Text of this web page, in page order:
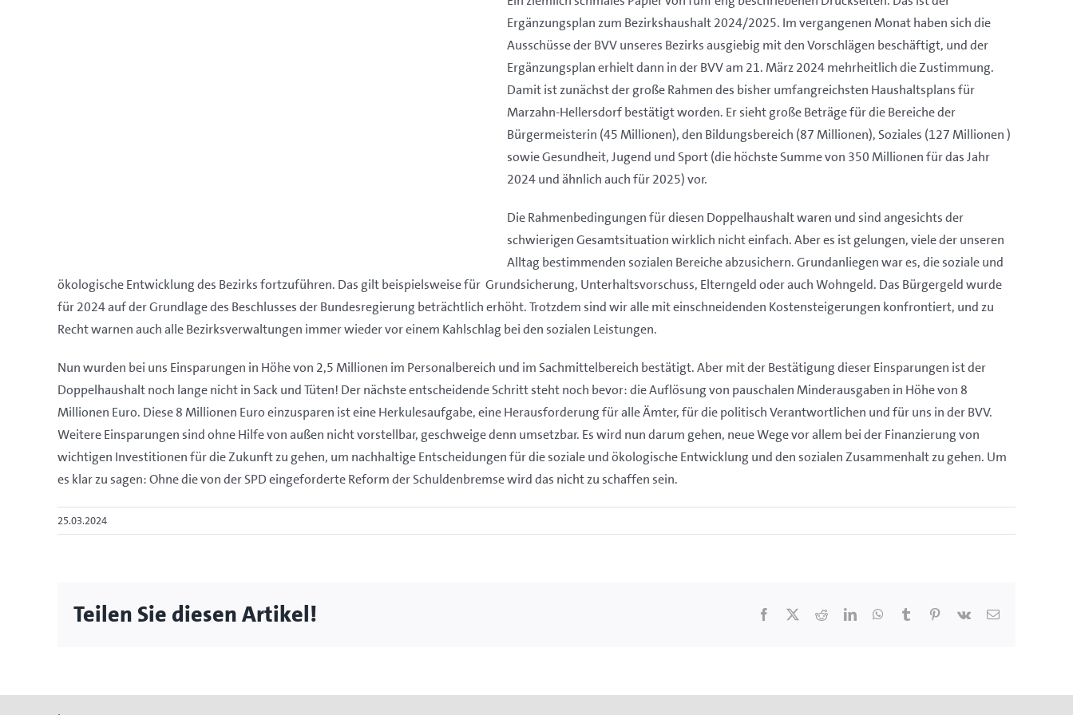
Ergänzungsplan zum Bezirkshaushalt 2024/2025. Im vergangenen Monat haben sich die
Ausschüsse der BVV unseres Bezirks ausgiebig mit den Vorschlägen beschäftigt, und der
Ergänzungsplan erhielt dann in der BVV am 21. März 2024 mehrheitlich die Zustimmung.
Damit ist zunächst der große Rahmen des bisher umfangreichsten Haushaltsplans für
Marzahn-Hellersdorf bestätigt worden. Er sieht große Beträge für die Bereiche der
Bürgermeisterin (45 Millionen), den Bildungsbereich (87 Millionen), Soziales (127 Millionen )
sowie Gesundheit, Jugend und Sport (die höchste Summe von 350 Millionen für das Jahr
2024 und ähnlich auch für 2025) vor.
Die Rahmenbedingungen für diesen Doppelhaushalt waren und sind angesichts der
schwierigen Gesamtsituation wirklich nicht einfach. Aber es ist gelungen, viele der unseren
Alltag bestimmenden sozialen Bereiche abzusichern. Grundanliegen war es, die soziale und
ökologische Entwicklung des Bezirks fortzuführen. Das gilt beispielsweise für Grundsicherung, Unterhaltsvorschuss, Elterngeld oder auch Wohngeld. Das Bürgergeld wurde
für 2024 auf der Grundlage des Beschlusses der Bundesregierung beträchtlich erhöht. Trotzdem sind wir alle mit einschneidenden Kostensteigerungen konfrontiert, und zu
Recht warnen auch alle Bezirksverwaltungen immer wieder vor einem Kahlschlag bei den sozialen Leistungen.
Nun wurden bei uns Einsparungen in Höhe von 2,5 Millionen im Personalbereich und im Sachmittelbereich bestätigt. Aber mit der Bestätigung dieser Einsparungen ist der
Doppelhaushalt noch lange nicht in Sack und Tüten! Der nächste entscheidende Schritt steht noch bevor: die Auflösung von pauschalen Minderausgaben in Höhe von 8
Millionen Euro. Diese 8 Millionen Euro einzusparen ist eine Herkulesaufgabe, eine Herausforderung für alle Ämter, für die politisch Verantwortlichen und für uns in der BVV.
Weitere Einsparungen sind ohne Hilfe von außen nicht vorstellbar, geschweige denn umsetzbar. Es wird nun darum gehen, neue Wege vor allem bei der Finanzierung von
wichtigen Investitionen für die Zukunft zu gehen, um nachhaltige Entscheidungen für die soziale und ökologische Entwicklung und den sozialen Zusammenhalt zu gehen. Um
es klar zu sagen: Ohne die von der SPD eingeforderte Reform der Schuldenbremse wird das nicht zu schaffen sein.
25.03.2024
Teilen Sie diesen Artikel! Facebook RedditLinkedInWhatsApp
Tumblr Pinterest
Vk
E-